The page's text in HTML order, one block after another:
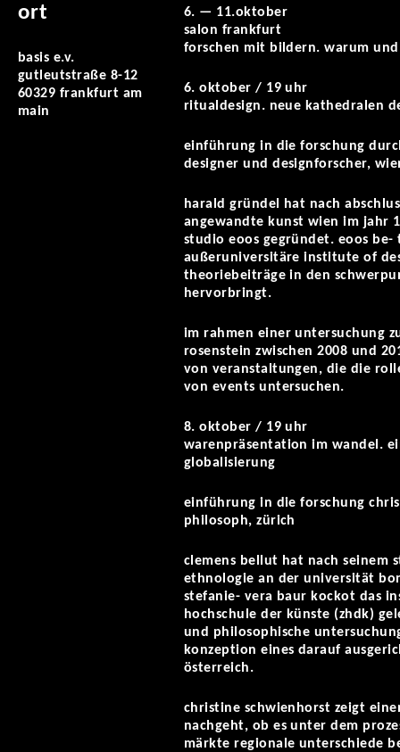
ort
basis e.v.
gutleutstraße 8-12
60329 frankfurt am
main
6. — 11.oktober
salon frankfurt
forschen mit bildern. warum
6. oktober / 19 uhr
ritualdesign. neue kathedralen
einführung in die forschung
designer und designforscher,
harald gründel hat nach
angewandte kunst wien im jahr
studio eoos gegründet. eoos
außeruniversitäre institute of
theoriebeiträge in den
hervorbringt.
im rahmen einer untersuchung
rosenstein zwischen 2008 und
von veranstaltungen, die die
von events untersuchen.
8. oktober / 19 uhr
warenpräsentation im wandel.
globalisierung
einführung in die forschung
philosoph, zürich
clemens bellut hat nach seinem
ethnologie an der universität
stefanie- vera baur kockot das
hochschule der künste (zhdk)
und philosophische
konzeption eines darauf
österreich.
christine schwienhorst zeigt
nachgeht, ob es unter dem
märkte regionale unterschiede